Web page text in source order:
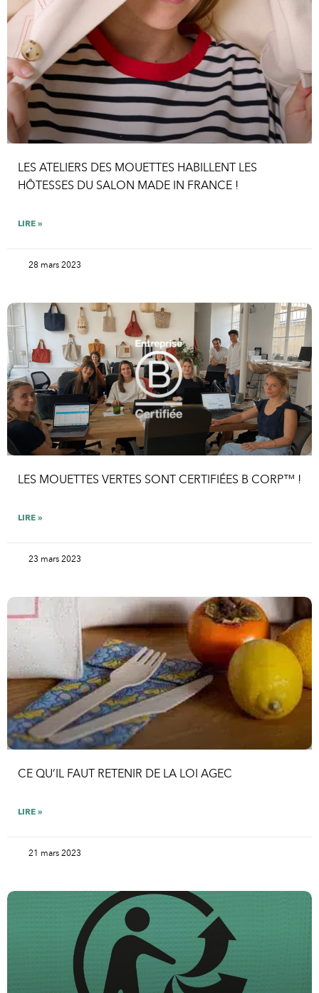
LES ATELIERS DES MOUETTES HABILLENT LES
HÔTESSES DU SALON MADE IN FRANCE !
LIRE »
28 mars 2023
LES MOUETTES VERTES SONT CERTIFIÉES B CORP™ !
LIRE »
23 mars 2023
CE QU’IL FAUT RETENIR DE LA LOI AGEC
LIRE »
21 mars 2023